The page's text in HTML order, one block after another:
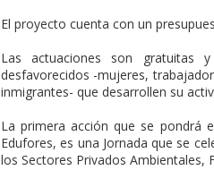
El proyecto cuenta con un
Las actuaciones son gratuitas
desfavorecidos -mujeres,
inmigrantes- que desarrollen su
La primera acción que se pondrá
Edufores, es una Jornada que se
los Sectores Privados Ambientales,